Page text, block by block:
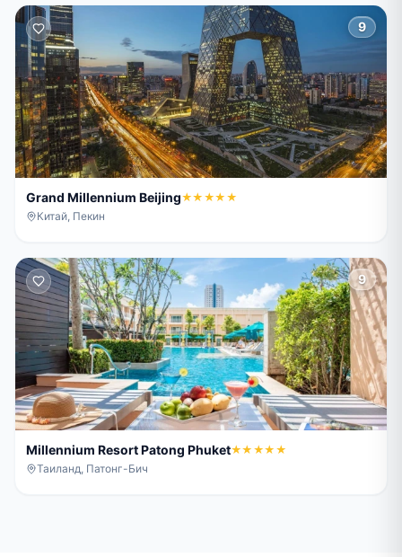
9
Grand Millennium Beijing★★★★★
Китай, Пекин
9
Millennium Resort Patong Phuket★★★★★
Таиланд, Патонг-Бич